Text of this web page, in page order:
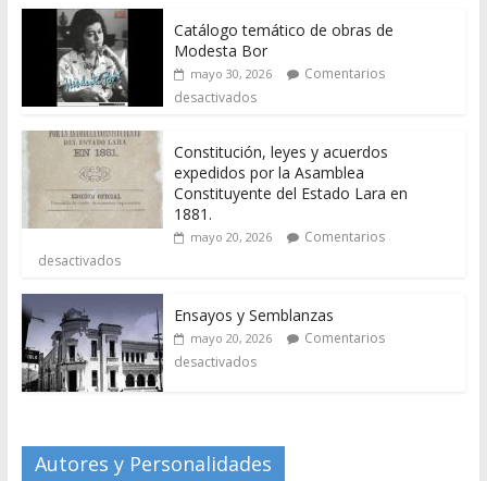
Catálogo temático de obras de
Modesta Bor
mayo 30, 2026
Comentarios
desactivados
Constitución, leyes y acuerdos
expedidos por la Asamblea
Constituyente del Estado Lara en
1881.
mayo 20, 2026
Comentarios
desactivados
Ensayos y Semblanzas
mayo 20, 2026
Comentarios
desactivados
Autores y Personalidades